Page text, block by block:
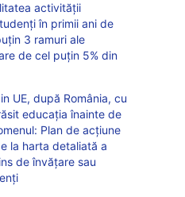
activității
în primii ani de
3 ramuri ale
de cel puțin 5% din
UE, după România, cu
educația înainte de
Plan de acțiune
la harta detaliată a
de învățare sau